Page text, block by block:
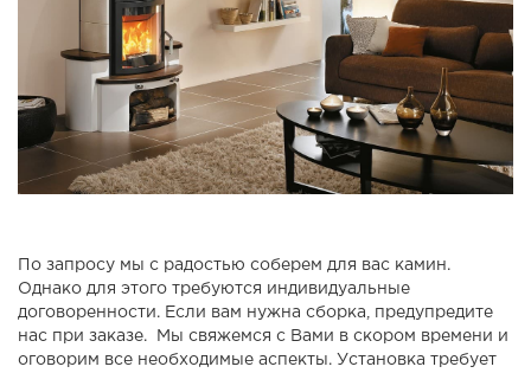
По запросу мы с радостью соберем для вас камин.
Однако для этого требуются индивидуальные
договоренности. Если вам нужна сборка, предупредите
нас при заказе. Мы свяжемся с Вами в скором времени и
оговорим все необходимые аспекты. Установка требует